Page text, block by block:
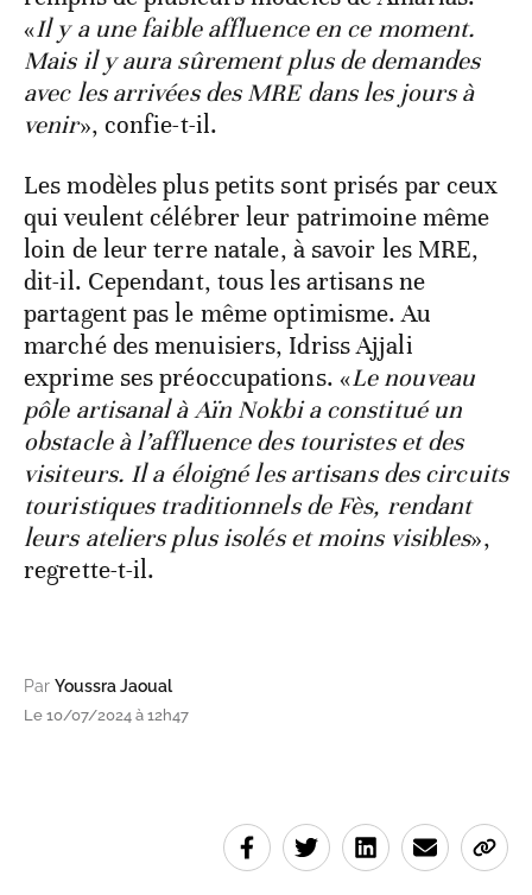
«Il y a une faible affluence en ce moment.
Mais il y aura sûrement plus de demandes
avec les arrivées des MRE dans les jours à
venir», confie-t-il.
Les modèles plus petits sont prisés par ceux
qui veulent célébrer leur patrimoine même
loin de leur terre natale, à savoir les MRE,
dit-il. Cependant, tous les artisans ne
partagent pas le même optimisme. Au
marché des menuisiers, Idriss Ajjali
exprime ses préoccupations. «Le nouveau
pôle artisanal à Aïn Nokbi a constitué un
obstacle à l’affluence des touristes et des
visiteurs. Il a éloigné les artisans des circuits
touristiques traditionnels de Fès, rendant
leurs ateliers plus isolés et moins visibles»,
regrette-t-il.
Par Youssra Jaoual
Le 10/07/2024 à 12h47